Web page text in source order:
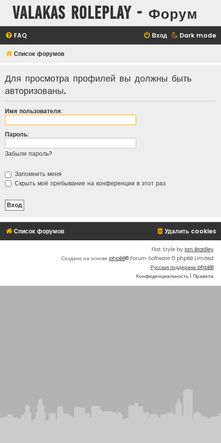
Valakas Roleplay - Форум
Dark mode
FAQ Вход
Список форумов
Для просмотра профилей вы должны быть
авторизованы.
Имя пользователя:
Пароль:
Забыли пароль?
Запомнить меня
Скрыть моё пребывание на конференции в этот раз
Список форумов Удалить cookies
Flat Style by Ian Bradley
Создано на основе phpBB® Forum Software © phpBB Limited
Русская поддержка phpBB
Конфиденциальность | Правила